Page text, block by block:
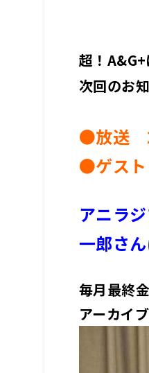
超！
次回のお
●放送
●ゲスト
アニラ
一郎さ
毎月最終
アーカイ